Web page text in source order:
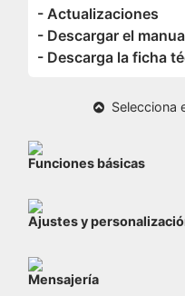
- Actualizaciones
- Descargar el
- Descarga la ficha
Selecciona
Funciones básicas
Ajustes y
Mensajería